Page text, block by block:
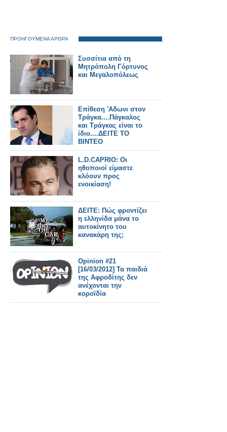
ΠΡΟΗΓΟΥΜΕΝΑ ΑΡΘΡΑ
Συσσίτια από τη
Μητρόπολη Γόρτυνος
και Μεγαλοπόλεως
Επίθεση 'Αδωνι στον
Τράγκα....Πάγκαλος
και Τράγκας είναι το
ίδιο....ΔΕΙΤΕ ΤΟ
ΒΙΝΤΕΟ
L.D.CAPRIO: Οι
ηθοποιοί είμαστε
κλόουν προς
ενοικίαση!
ΔΕΙΤΕ: Πώς φροντίζει
η ελληνίδα μάνα το
αυτοκίνητο του
κανακάρη της;
Opinion #21
[16/03/2012] Τα παιδιά
της Αφροδίτης δεν
ανέχονται την
κοροϊδία